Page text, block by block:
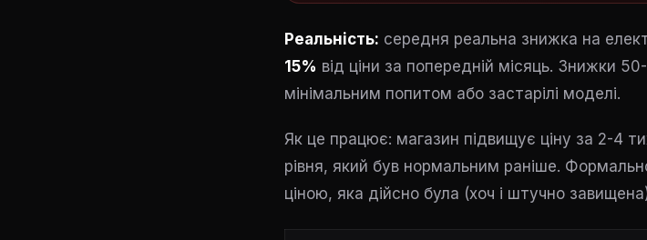
Реальність: середня реальна знижка на
15% від ціни за попередній місяць. Знижки
мінімальним попитом або застарілі моделі.
Як це працює: магазин підвищує ціну за 2-4
рівня, який був нормальним раніше.
ціною, яка дійсно була (хоч і штучно